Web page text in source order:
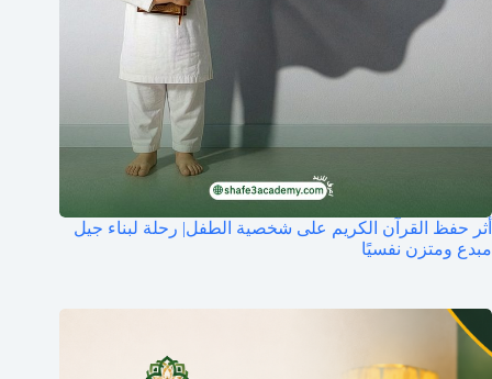
أثر حفظ القرآن الكريم على شخصية الطفل| رحلة لبناء جيل
مبدع ومتزن نفسيًا